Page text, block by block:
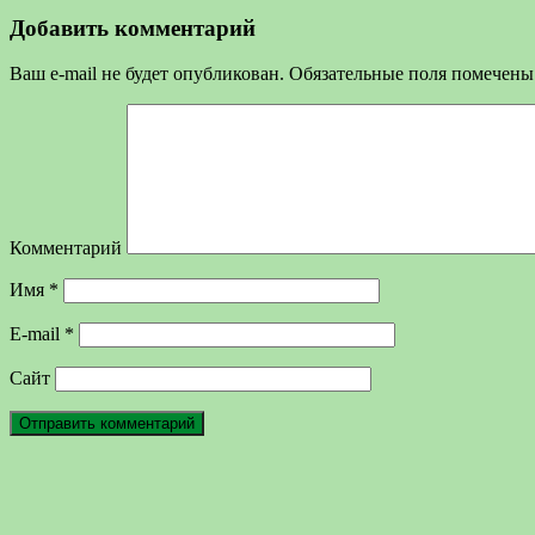
Добавить комментарий
Ваш e-mail не будет опубликован. Обязательные поля
Комментарий
Имя *
E-mail *
Сайт